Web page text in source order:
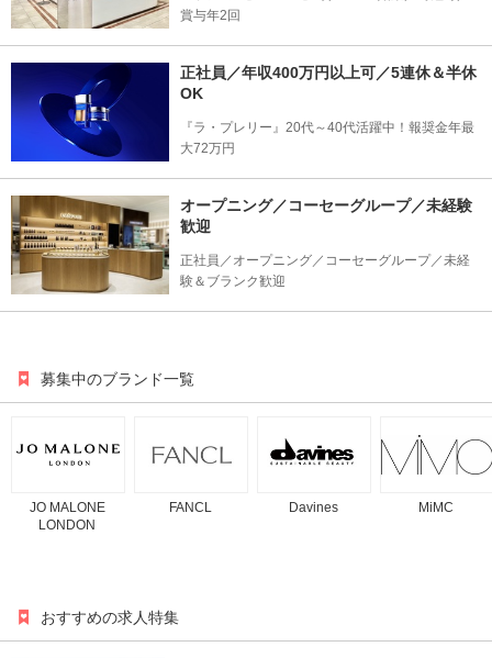
賞与年2回
正社員／年収400万円以上可／5連休＆半休
OK
『ラ・プレリー』20代～40代活躍中！報奨金年最
大72万円
オープニング／コーセーグループ／未経験
歓迎
正社員／オープニング／コーセーグループ／未経
験＆ブランク歓迎
募集中のブランド一覧
JO MALONE
LONDON
FANCL Davines MiMC
おすすめの求人特集